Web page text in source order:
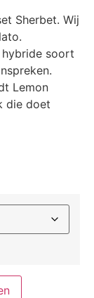
Sherbet. Wij
hybride soort
Lemon
die doet